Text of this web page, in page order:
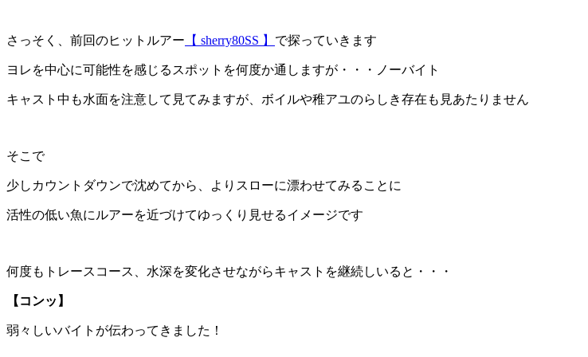
さっそく、前回のヒットルアー 【 sherry80SS 】 で探っていきます
ヨレを中心に可能性を感じるスポットを何度か通しますが・・・ノーバイト
キャスト中も水面を注意して見てみますが、ボイルや稚アユのらしき存在も見あたりません
そこで
少しカウントダウンで沈めてから、よりスローに漂わせてみることに
活性の低い魚にルアーを近づけてゆっくり見せるイメージです
何度もトレースコース、水深を変化させながらキャストを継続しいると・・・
【コンッ】
弱々しいバイトが伝わってきました！